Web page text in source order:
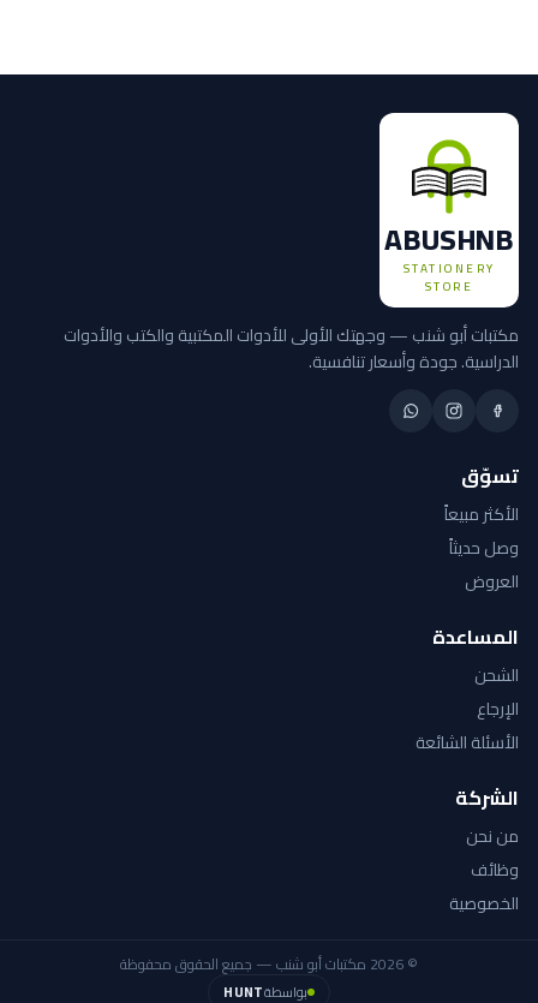
ABUSHNB
STATIONERY
STORE
مكتبات أبو شنب — وجهتك الأولى للأدوات المكتبية والكتب والأدوات
الدراسية. جودة وأسعار تنافسية.
تسوّق
الأكثر مبيعاً
وصل حديثاً
العروض
المساعدة
الشحن
الإرجاع
الأسئلة الشائعة
الشركة
من نحن
وظائف
الخصوصية
© 2026 مكتبات أبو شنب — جميع الحقوق محفوظة
بواسطةHUNT